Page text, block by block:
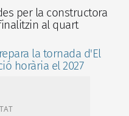
per la constructora
al quart
la tornada d'El
horària el 2027